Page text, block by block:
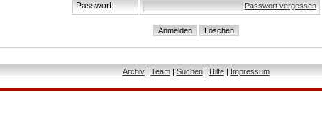
Passwort: Passwort vergessen
Archiv| Team| Suchen| Hilfe| Impressum